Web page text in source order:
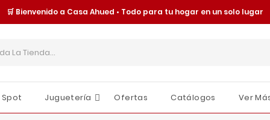
🛒 Bienvenido a Casa Ahued • Todo para tu hogar en un solo lugar
Spot Juguetería Ofertas Catálogos Ver